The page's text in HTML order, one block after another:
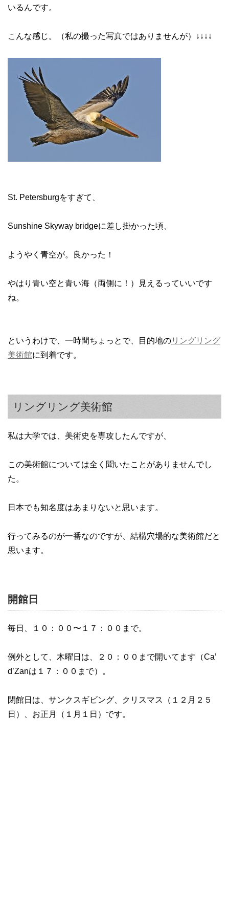
いるんです。
こんな感じ。（私の撮った写真ではありませんが）↓↓↓↓
St. Petersburgをすぎて、
Sunshine Skyway bridgeに差し掛かった頃、
ようやく青空が。良かった！
やはり青い空と青い海（両側に！）見えるっていいです
ね。
というわけで、一時間ちょっとで、目的地のリングリング
美術館に到着です。
リングリング美術館
私は大学では、美術史を専攻したんですが、
この美術館については全く聞いたことがありませんでし
た。
日本でも知名度はあまりないと思います。
行ってみるのが一番なのですが、結構穴場的な美術館だと
思います。
開館日
毎日、１０：００〜１７：００まで。
例外として、木曜日は、２０：００まで開いてます（Ca’
d’Zanは１７：００まで）。
閉館日は、サンクスギビング、クリスマス（１２月２５
日）、お正月（１月１日）です。